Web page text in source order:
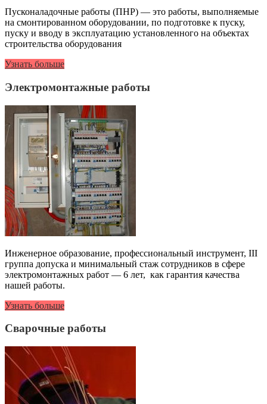
Пусконаладочные работы (ПНР) — это работы, выполняемые
на смонтированном оборудовании, по подготовке к пуску,
пуску и вводу в эксплуатацию установленного на объектах
строительства оборудования
Узнать больше
Электромонтажные работы
Инженерное образование, профессиональный инструмент, III
группа допуска и минимальный стаж сотрудников в сфере
электромонтажных работ — 6 лет, как гарантия качества
нашей работы.
Узнать больше
Сварочные работы